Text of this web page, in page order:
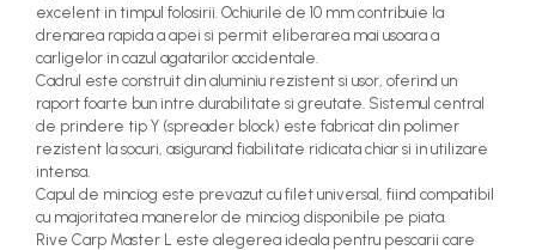
excelent in timpul folosirii. Ochiurile de 10 mm contribuie la
drenarea rapida a apei si permit eliberarea mai usoara a
carligelor in cazul agatarilor accidentale.
Cadrul este construit din aluminiu rezistent si usor, oferind un
raport foarte bun intre durabilitate si greutate. Sistemul central
de prindere tip Y (spreader block) este fabricat din polimer
rezistent la socuri, asigurand fiabilitate ridicata chiar si in utilizare
intensa.
Capul de minciog este prevazut cu filet universal, fiind compatibil
cu majoritatea manerelor de minciog disponibile pe piata.
Rive Carp Master L este alegerea ideala pentru pescarii care